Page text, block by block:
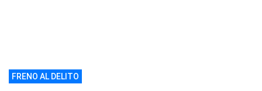
FRENO AL DELITO